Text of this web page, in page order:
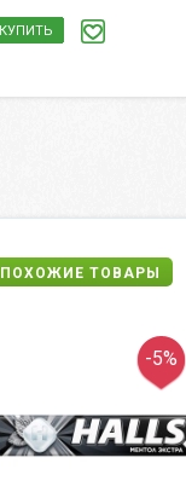
КУПИТЬ
ПОХОЖИЕ ТОВАРЫ
-5%